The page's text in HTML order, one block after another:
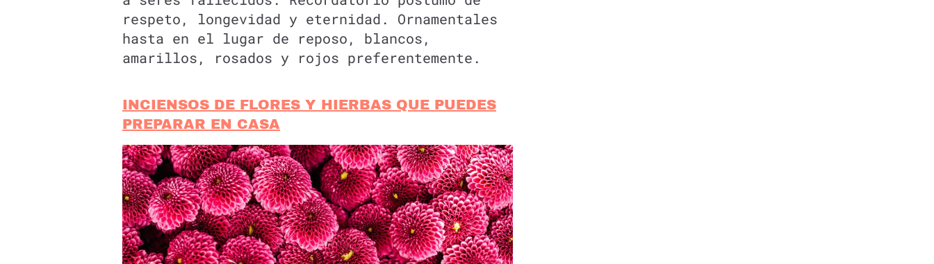
respeto, longevidad y eternidad. Ornamentales
hasta en el lugar de reposo, blancos,
amarillos, rosados y rojos preferentemente.
INCIENSOS DE FLORES Y HIERBAS QUE PUEDES
PREPARAR EN CASA